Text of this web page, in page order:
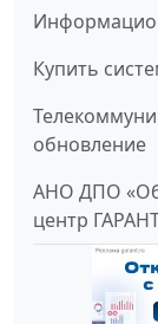
Купить
обновление
АНО ДПО
центр